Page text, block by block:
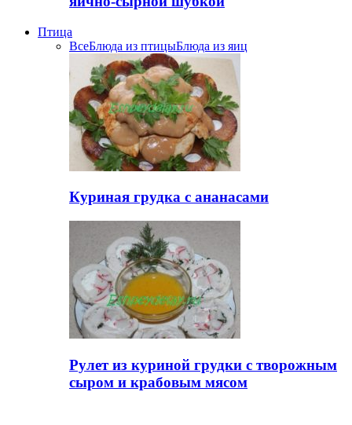
Птица
ВсеБлюда из птицыБлюда из яиц
Куриная грудка с ананасами
Рулет из куриной грудки с творожным
сыром и крабовым мясом